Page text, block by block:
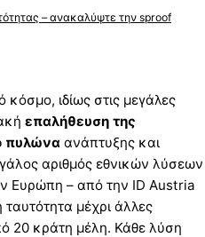
– ανακαλύψτε την sproof
κόσμο, ιδίως στις μεγάλες
επαλήθευση της
πυλώνα ανάπτυξης και
αριθμός εθνικών λύσεων
Ευρώπη – από την ID Austria
μέχρι άλλες
20 κράτη μέλη. Κάθε λύση